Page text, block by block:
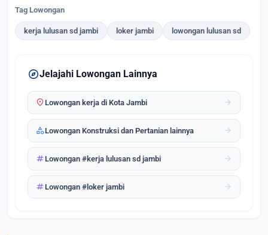
Tag Lowongan
kerja lulusan sd jambi loker jambi lowongan lulusan sd
exploreJelajahi Lowongan Lainnya
location_onLowongan kerja di Kota Jambi arrow_forward
categoryLowongan Konstruksi dan Pertanian lainnya arrow_forward
tagLowongan #kerja lulusan sd jambi arrow_forward
tagLowongan #loker jambi arrow_forward